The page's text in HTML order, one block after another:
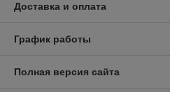
Доставка и оплата
График работы
Полная версия сайта